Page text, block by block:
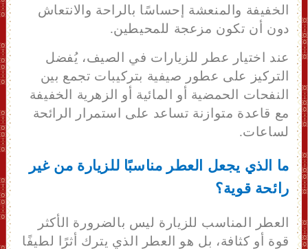
الخفيفة والمنعشة إحساسًا بالراحة والانتعاش
دون أن تكون مزعجة للمحيطين.
عند اختيار عطر للزيارات في الصيف، يُفضل
التركيز على عطور صيفية بتركيبات تجمع بين
النفحات الحمضية أو المائية أو الزهرية الخفيفة
مع قاعدة متوازنة تساعد على استمرار الرائحة
لساعات.
ما الذي يجعل العطر مناسبًا للزيارة من غير
رائحة قوية؟
العطر المناسب للزيارة ليس بالضرورة الأكثر
قوة أو كثافة، بل هو العطر الذي يترك أثرًا لطيفًا